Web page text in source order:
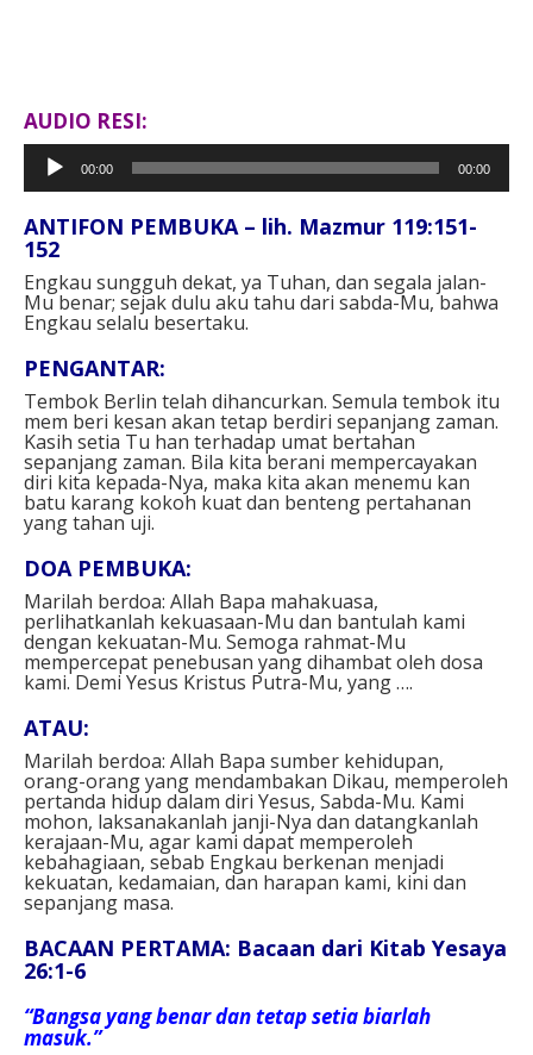
AUDIO RESI:
Pemutar
Audio
00:00 00:00
ANTIFON PEMBUKA – lih. Mazmur 119:151-
152
Engkau sungguh dekat, ya Tuhan, dan segala jalan-
Mu benar; sejak dulu aku tahu dari sabda-Mu, bahwa
Engkau selalu besertaku.
PENGANTAR:
Tembok Berlin telah dihancurkan. Semula tembok itu
mem beri kesan akan tetap berdiri sepanjang zaman.
Kasih setia Tu han terhadap umat bertahan
sepanjang zaman. Bila kita berani mempercayakan
diri kita kepada-Nya, maka kita akan menemu kan
batu karang kokoh kuat dan benteng pertahanan
yang tahan uji.
DOA PEMBUKA:
Marilah berdoa: Allah Bapa mahakuasa,
perlihatkanlah kekuasaan-Mu dan bantulah kami
dengan kekuatan-Mu. Semoga rahmat-Mu
mempercepat penebusan yang dihambat oleh dosa
kami. Demi Yesus Kristus Putra-Mu, yang ….
ATAU:
Marilah berdoa: Allah Bapa sumber kehidupan,
orang-orang yang mendambakan Dikau, memperoleh
pertanda hidup dalam diri Yesus, Sabda-Mu. Kami
mohon, laksanakanlah janji-Nya dan datangkanlah
kerajaan-Mu, agar kami dapat memperoleh
kebahagiaan, sebab Engkau berkenan menjadi
kekuatan, kedamaian, dan harapan kami, kini dan
sepanjang masa.
BACAAN PERTAMA: Bacaan dari Kitab Yesaya
26:1-6
“Bangsa yang benar dan tetap setia biarlah
masuk.”